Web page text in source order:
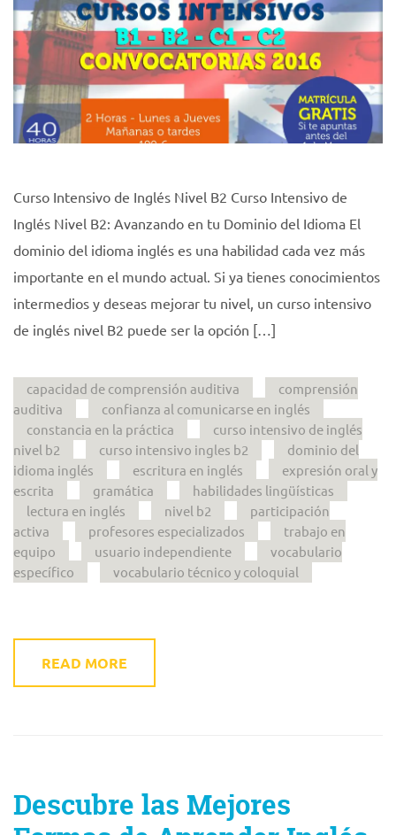
Curso Intensivo de Inglés Nivel B2 Curso Intensivo de
Inglés Nivel B2: Avanzando en tu Dominio del Idioma El
dominio del idioma inglés es una habilidad cada vez más
importante en el mundo actual. Si ya tienes conocimientos
intermedios y deseas mejorar tu nivel, un curso intensivo
de inglés nivel B2 puede ser la opción […]
capacidad de comprensión auditiva
comprensión
auditiva
confianza al comunicarse en inglés
constancia en la práctica
curso intensivo de inglés
nivel b2
curso intensivo ingles b2
dominio del
idioma inglés
escritura en inglés
expresión oral y
escrita
gramática
habilidades lingüísticas
lectura en inglés
nivel b2
participación
activa
profesores especializados
trabajo en
equipo
usuario independiente
vocabulario
específico
vocabulario técnico y coloquial
READ MORE
Descubre las Mejores